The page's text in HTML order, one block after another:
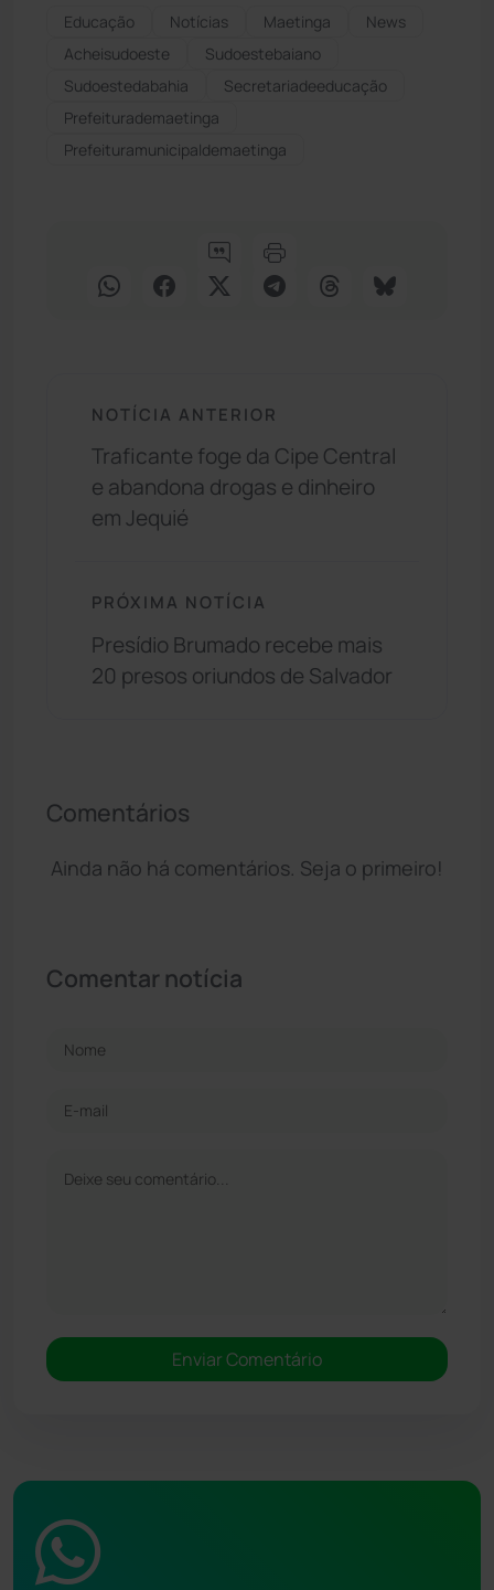
Educação Notícias Maetinga
News
Acheisudoeste
Sudoestebaiano
Sudoestedabahia
Secretariadeeducação
Prefeiturademaetinga
Prefeituramunicipaldemaetinga
NOTÍCIA ANTERIOR
Traficante foge da Cipe Central
e abandona drogas e dinheiro
em Jequié
PRÓXIMA NOTÍCIA
Presídio Brumado recebe mais
20 presos oriundos de Salvador
Comentários
Ainda não há comentários. Seja o primeiro!
Comentar notícia